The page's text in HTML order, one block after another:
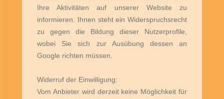
Ihre Aktivitäten auf unserer Website zu
informieren. Ihnen steht ein Widerspruchsrecht
zu gegen die Bildung dieser Nutzerprofile,
wobei Sie sich zur Ausübung dessen an
Google richten müssen.
Widerruf der Einwilligung:
Vom Anbieter wird derzeit keine Möglichkeit für